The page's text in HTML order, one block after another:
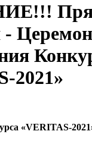
-
2021»
«VERITAS-